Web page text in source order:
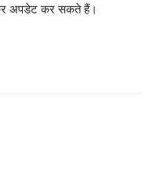
अपडेट कर सकते हैं।